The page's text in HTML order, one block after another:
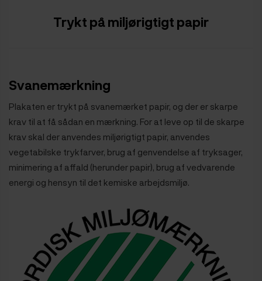
Trykt på miljørigtigt papir
Svanemærkning
Plakaten er trykt på svanemærket papir, og der er skarpe
krav til at få sådan en mærkning. For at leve op til de skarpe
krav skal der anvendes miljørigtigt papir, anvendes
vegetabilske trykfarver, brug af genvendelse af tryksager,
minimering af affald (herunder papir), brug af vedvarende
energi og hensyn til det kemiske arbejdsmiljø.